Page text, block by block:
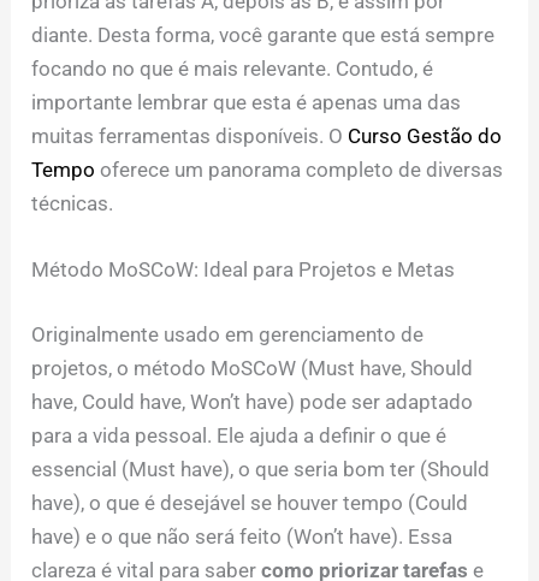
diante. Desta forma, você garante que está sempre
focando no que é mais relevante. Contudo, é
importante lembrar que esta é apenas uma das
muitas ferramentas disponíveis. O Curso Gestão do
Tempo oferece um panorama completo de diversas
técnicas.
Método MoSCoW: Ideal para Projetos e Metas
Originalmente usado em gerenciamento de
projetos, o método MoSCoW (Must have, Should
have, Could have, Won’t have) pode ser adaptado
para a vida pessoal. Ele ajuda a definir o que é
essencial (Must have), o que seria bom ter (Should
have), o que é desejável se houver tempo (Could
have) e o que não será feito (Won’t have). Essa
clareza é vital para sabercomo priorizar tarefas e